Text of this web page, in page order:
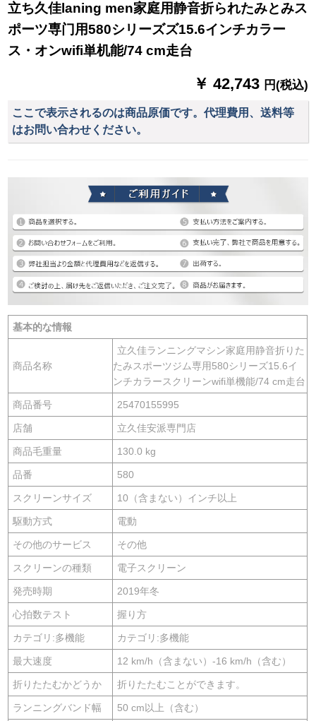
立ち久佳laning men家庭用静音折られたみとみス
ポーツ専门用580シリーズズ15.6インチカラー
ス・オンwifi単机能/74 cm走台
￥ 42,743 円(税込)
ここで表示されるのは商品原価です。代理費用、送料等
はお問い合わせください。
基本的な情報
商品名称
立久佳ランニングマシン家庭用静音折りた
たみスポーツジム専用580シリーズ15.6イ
ンチカラースクリーンwifi単機能/74 cm走台
商品番号 25470155995
店舗 立久佳安派専門店
商品毛重量 130.0 kg
品番 580
スクリーンサイズ 10（含まない）インチ以上
駆動方式 電動
その他のサービス その他
スクリーンの種類 電子スクリーン
発売時期 2019年冬
心拍数テスト 握り方
カテゴリ:多機能 カテゴリ:多機能
最大速度 12 km/h（含まない）-16 km/h（含む）
折りたたむかどうか 折りたたむことができます。
ランニングバンド幅 50 cm以上（含む）